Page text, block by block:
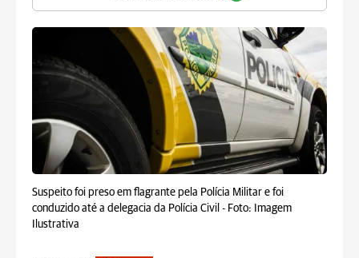
Suspeito foi preso em flagrante pela Polícia Militar e foi
conduzido até a delegacia da Polícia Civil - Foto: Imagem
Ilustrativa